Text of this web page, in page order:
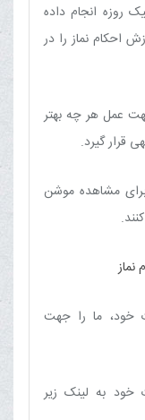
روزه انجام داده
احکام نماز را در
عمل هر چه بهتر
قرار گیرد.
مشاهده موشن
خود، ما را جهت
خود به لینک زیر